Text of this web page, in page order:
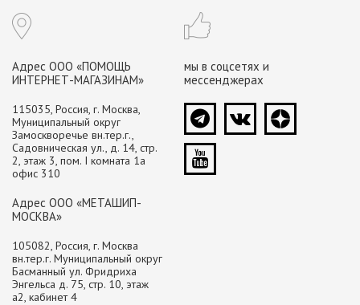
Адрес ООО «ПОМОЩЬ
ИНТЕРНЕТ-МАГАЗИНАМ»
115035, Россия, г. Москва,
Муниципальный округ
Замоскворечье вн.тер.г.,
Садовническая ул., д. 14, стр.
2, этаж 3, пом. I комната 1а
офис 310
Адрес ООО «МЕТАШИП-
МОСКВА»
105082, Россия, г. Москва
вн.тер.г. Муниципальный округ
Басманный ул. Фридриха
Энгельса д. 75, стр. 10, этаж
а2, кабинет 4
мы в соцсетях и
мессенджерах